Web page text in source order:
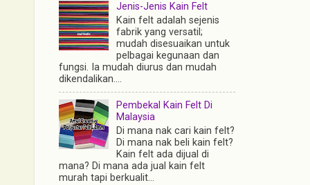
Jenis-Jenis Kain Felt
Kain felt adalah sejenis
fabrik yang versatil;
mudah disesuaikan untuk
pelbagai kegunaan dan
fungsi. Ia mudah diurus dan mudah
dikendalikan....
Pembekal Kain Felt Di
Malaysia
Di mana nak cari kain felt?
Di mana nak beli kain felt?
Kain felt ada dijual di
mana? Di mana ada jual kain felt
murah tapi berkualit...